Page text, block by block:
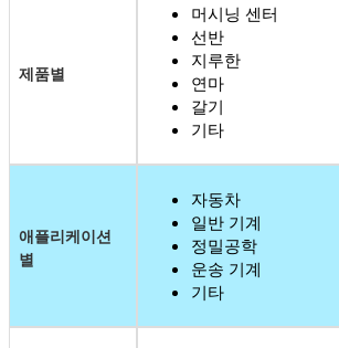
제품별
머시닝 센터
선반
지루한
연마
갈기
기타
애플리케이션
별
자동차
일반 기계
정밀공학
운송 기계
기타